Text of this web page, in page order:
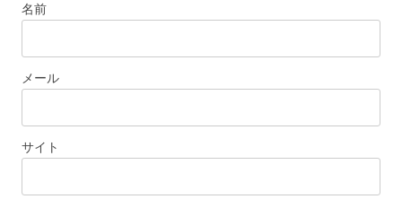
名前
メール
サイト